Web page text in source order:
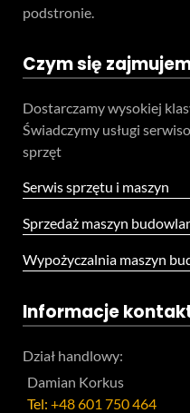
podstronie.
Czym się
Dostarczamy wysokiej
Świadczymy usługi
sprzęt
Serwis sprzętu i maszyn
Sprzedaż maszyn
Wypożyczalnia maszyn
Informacje
Dział handlowy:
Damian Korkus
Tel: +48 601 750 464